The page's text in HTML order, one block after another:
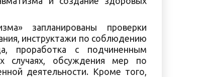
запланированы проверки
инструктажи по соблюдению
проработка с подчиненным
случаях, обсуждения мер по
деятельности. Кроме того,